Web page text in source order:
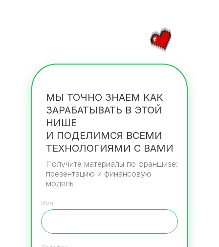
МЫ ТОЧНО ЗНАЕМ КАК
ЗАРАБАТЫВАТЬ В ЭТОЙ
НИШЕ
И ПОДЕЛИМСЯ ВСЕМИ
ТЕХНОЛОГИЯМИ С ВАМИ
Получите материалы по франшизе:
презентацию и финансовую
модель
Имя